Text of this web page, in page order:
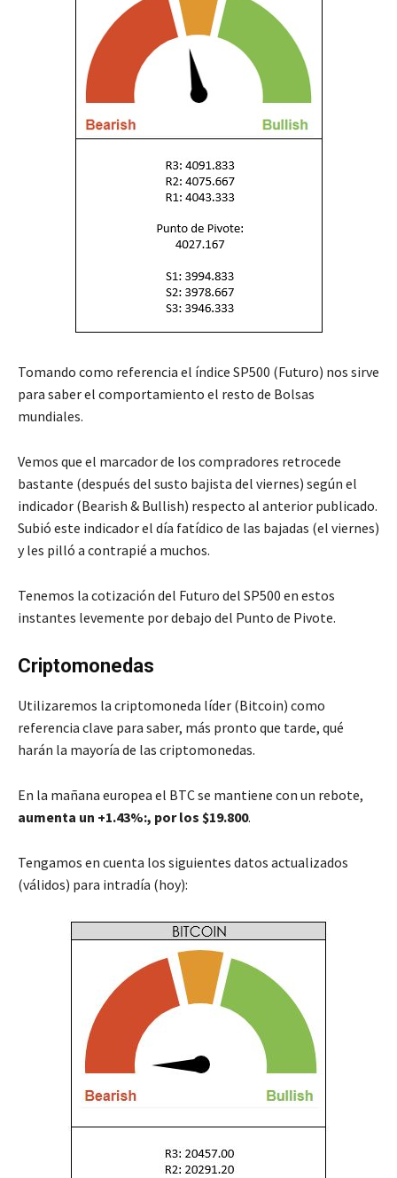
Tomando como referencia el índice SP500 (Futuro) nos sirve
para saber el comportamiento el resto de Bolsas
mundiales.
Vemos que el marcador de los compradores retrocede
bastante (después del susto bajista del viernes) según el
indicador (Bearish & Bullish) respecto al anterior publicado.
Subió este indicador el día fatídico de las bajadas (el viernes)
y les pilló a contrapié a muchos.
Tenemos la cotización del Futuro del SP500 en estos
instantes levemente por debajo del Punto de Pivote.
Criptomonedas
Utilizaremos la criptomoneda líder (Bitcoin) como
referencia clave para saber, más pronto que tarde, qué
harán la mayoría de las criptomonedas.
En la mañana europea el BTC se mantiene con un rebote,
aumenta un +1.43%:, por los $19.800.
Tengamos en cuenta los siguientes datos actualizados
(válidos) para intradía (hoy):